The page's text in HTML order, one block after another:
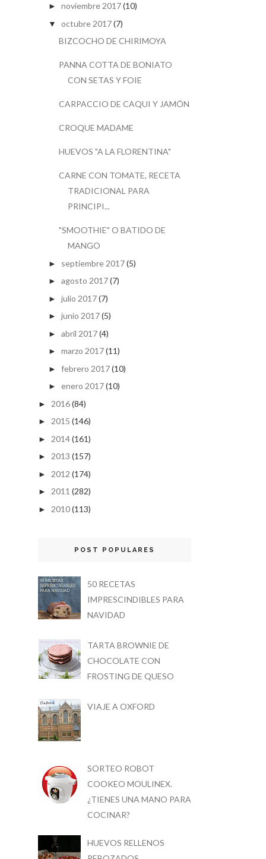
► noviembre 2017(10)
▼ octubre 2017(7)
BIZCOCHO DE CHIRIMOYA
PANNA COTTA DE BONIATO
CON SETAS Y FOIE
CARPACCIO DE CAQUI Y JAMÓN
CROQUE MADAME
HUEVOS "A LA FLORENTINA"
CARNE CON TOMATE, RECETA
TRADICIONAL PARA
PRINCIPI...
"SMOOTHIE" O BATIDO DE
MANGO
► septiembre 2017(5)
► agosto 2017(7)
► julio 2017(7)
► junio 2017(5)
► abril 2017(4)
► marzo 2017(11)
► febrero 2017(10)
► enero 2017(10)
► 2016(84)
► 2015 (146)
► 2014(161)
► 2013 (157)
► 2012 (174)
► 2011 (282)
► 2010(113)
POST POPULARES
50 RECETAS
IMPRESCINDIBLES PARA
NAVIDAD
TARTA BROWNIE DE
CHOCOLATE CON
FROSTING DE QUESO
VIAJE A OXFORD
SORTEO ROBOT
COOKEO MOULINEX.
¿TIENES UNA MANO PARA
COCINAR?
HUEVOS RELLENOS